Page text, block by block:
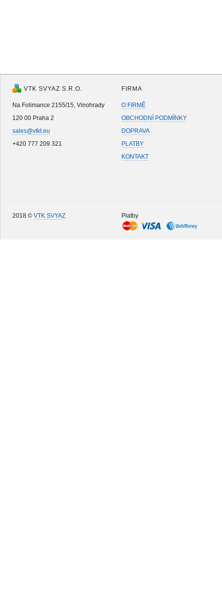
VTK SVYAZ S.R.O.
Na Folimance 2155/15, Vinohrady
120 00 Praha 2
sales@vtkt.eu
+420 777 209 321
FIRMA
O FIRMĚ
OBCHODNÍ PODMÍNKY
DOPRAVA
PLATBY
KONTAKT
2018 © VTK SVYAZ Platby